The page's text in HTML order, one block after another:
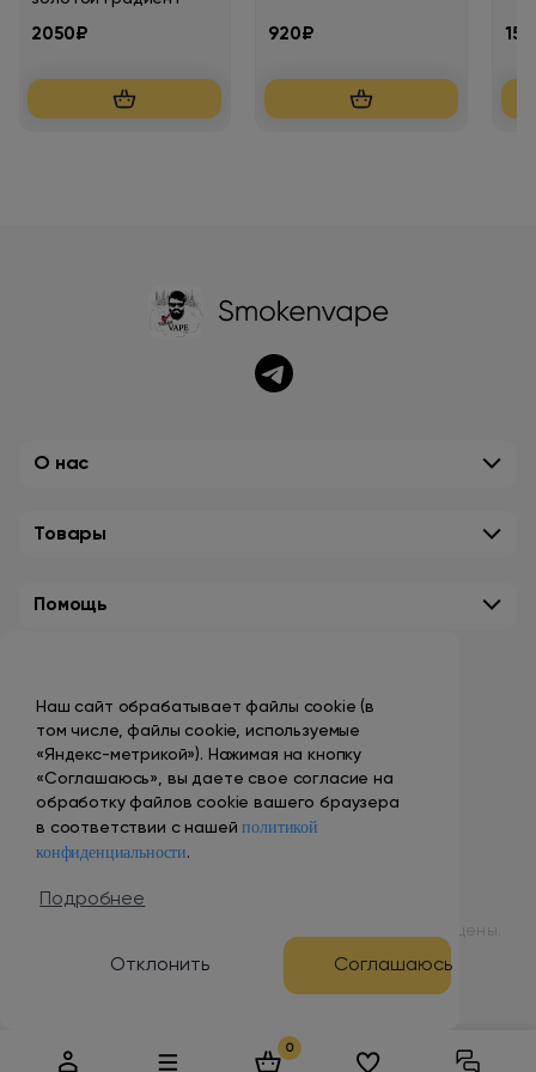
Наш сайт обрабатывает файлы cookie (в
том числе, файлы cookie, используемые
«Яндекс-метрикой»). Нажимая на кнопку
«Соглашаюсь», вы даете свое согласие на
обработку файлов cookie вашего браузера
в соответствии с нашейполитикой
конфиденциальности.
Подробнее
Отклонить Соглашаюсь
2050₽ 920₽
О нас
Товары
Помощь
+7 (495) 149-10-99
promo@smokenvape.su
пн-пт: 9:00 – 18:00
сб-вс: выходной
© 1998 – 2024 ООО «Табак Вэйп Сити». Все права защищены.
Разработка и продвижение сайта
0